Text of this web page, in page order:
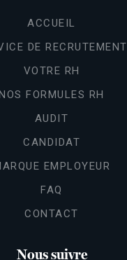
ACCUEIL
DE RECRUTEMENT
VOTRE RH
FORMULES RH
AUDIT
CANDIDAT
EMPLOYEUR
FAQ
CONTACT
Nous suivre